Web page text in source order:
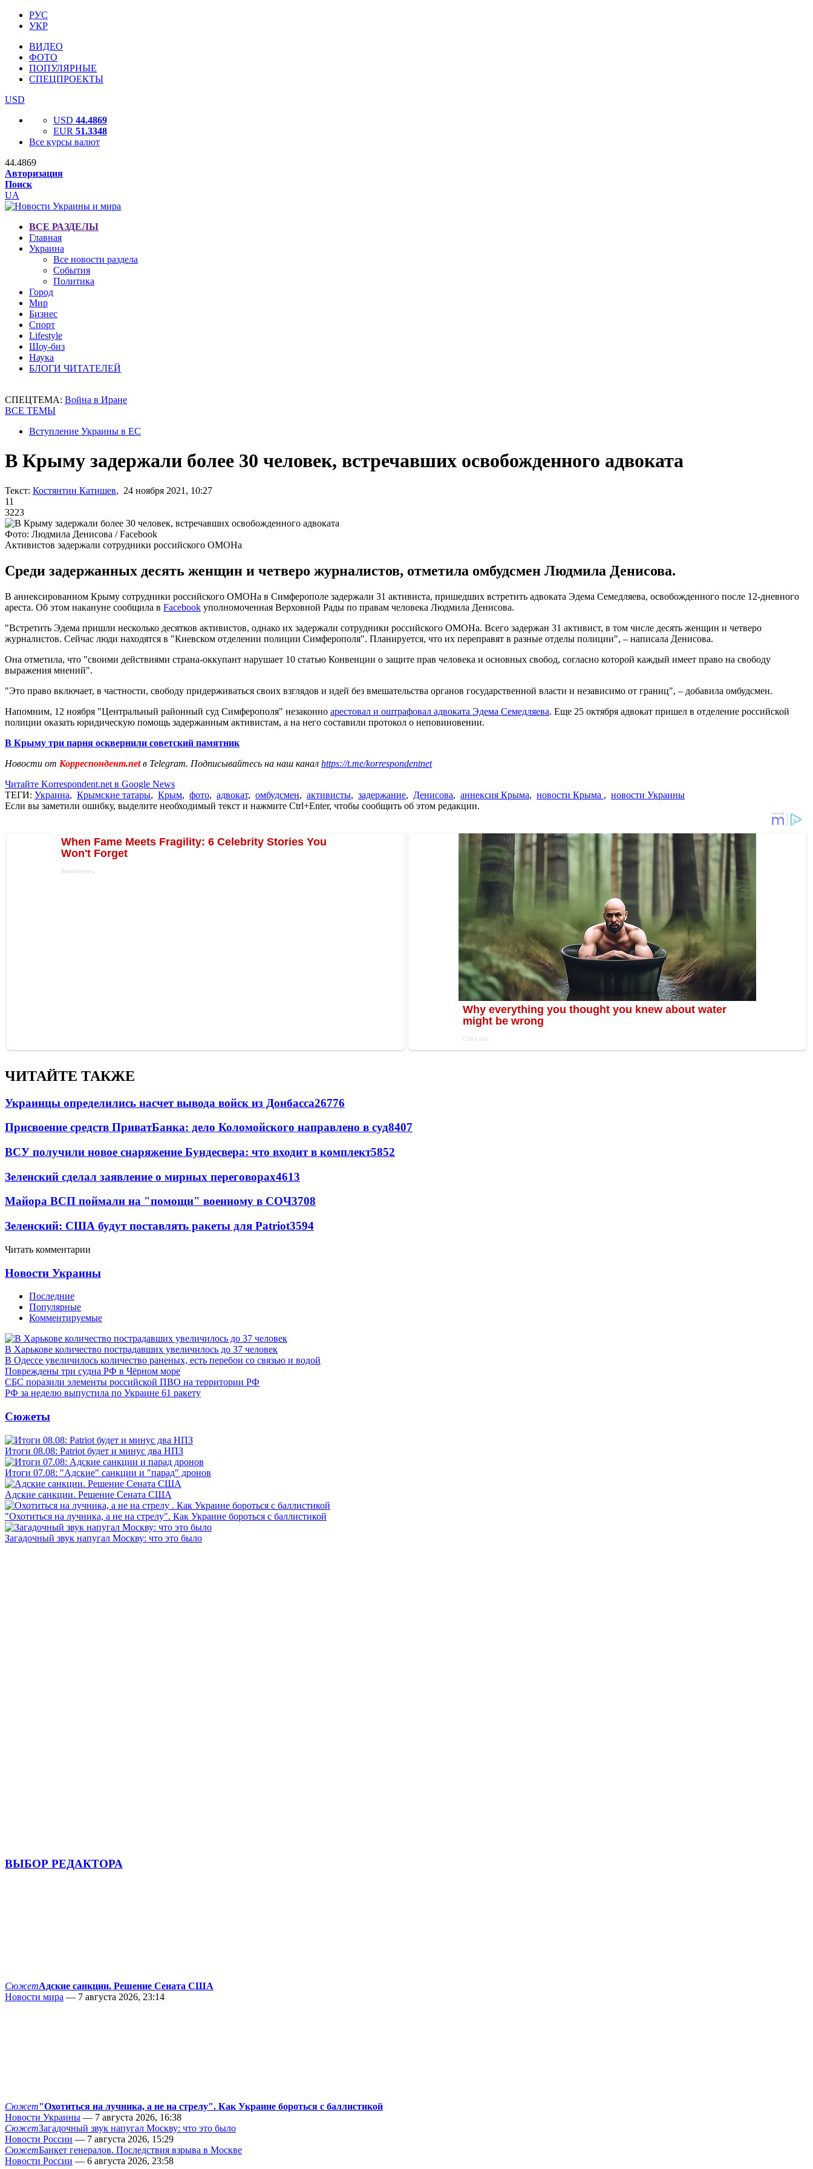
РУС
УКР
ВИДЕО
ФОТО
ПОПУЛЯРНЫЕ
СПЕЦПРОЕКТЫ
USD
USD 44.4869
EUR 51.3348
Все курсы валют
44.4869
Авторизация
Поиск
UA
ВСЕ РАЗДЕЛЫ
Главная
Украина
Все новости раздела
События
Политика
Город
Мир
Бизнес
Спорт
Lifestyle
Шоу-биз
Наука
БЛОГИ ЧИТАТЕЛЕЙ
СПЕЦТЕМА: Война в Иране
ВСЕ ТЕМЫ
Вступление Украины в ЕС
В Крыму задержали более 30 человек, встречавших освобожденного адвоката
Текст: Костянтин Катишев, 24 ноября 2021, 10:27
11
3223
Фото: Людмила Денисова / Facebook
Активистов задержали сотрудники российского ОМОНа
Среди задержанных десять женщин и четверо журналистов, отметила омбудсмен Людмила Денисова.
В аннексированном Крыму сотрудники российского ОМОНа в Симферополе задержали 31 активиста, пришедших встретить адвоката Эдема Семедляева, освобожденного после 12-дневного
ареста. Об этом накануне сообщила в Facebook уполномоченная Верховной Рады по правам человека Людмила Денисова.
"Встретить Эдема пришли несколько десятков активистов, однако их задержали сотрудники российского ОМОНа. Всего задержан 31 активист, в том числе десять женщин и четверо
журналистов. Сейчас люди находятся в "Киевском отделении полиции Симферополя". Планируется, что их переправят в разные отделы полиции", – написала Денисова.
Она отметила, что "своими действиями страна-оккупант нарушает 10 статью Конвенции о защите прав человека и основных свобод, согласно которой каждый имеет право на свободу
выражения мнений".
"Это право включает, в частности, свободу придерживаться своих взглядов и идей без вмешательства органов государственной власти и независимо от границ", – добавила омбудсмен.
Напомним, 12 ноября "Центральный районный суд Симферополя" незаконно арестовал и оштрафовал адвоката Эдема Семедляева. Еще 25 октября адвокат пришел в отделение российской
полиции оказать юридическую помощь задержанным активистам, а на него составили протокол о неповиновении.
В Крыму три парня осквернили советский памятник
Новости от Корреспондент.netв Telegram. Подписывайтесь на наш канал https://t.me/korrespondentnet
Читайте Korrespondent.net в Google News
ТЕГИ: Украина, Крымские татары, Крым, фото, адвокат, омбудсмен, активисты, задержание, Денисова, аннексия Крыма, новости Крыма , новости Украины
Если вы заметили ошибку, выделите необходимый текст и нажмите Ctrl+Enter, чтобы сообщить об этом редакции.
ЧИТАЙТЕ ТАКЖЕ
Украинцы определились насчет вывода войск из Донбасса26776
Присвоение средств ПриватБанка: дело Коломойского направлено в суд8407
ВСУ получили новое снаряжение Бундесвера: что входит в комплект5852
Зеленский сделал заявление о мирных переговорах4613
Майора ВСП поймали на "помощи" военному в СОЧ3708
Зеленский: США будут поставлять ракеты для Patriot3594
Читать комментарии
Новости Украины
Последние
Популярные
Комментируемые
В Харькове количество пострадавших увеличилось до 37 человек
В Одессе увеличилось количество раненых, есть перебои со связью и водой
Повреждены три судна РФ в Чёрном море
СБС поразили элементы российской ПВО на территории РФ
РФ за неделю выпустила по Украине 61 ракету
Сюжеты
Итоги 08.08: Patriot будет и минус два НПЗ
Итоги 07.08: "Адские" санкции и "парад" дронов
Адские санкции. Решение Сената США
"Охотиться на лучника, а не на стрелу". Как Украине бороться с баллистикой
Загадочный звук напугал Москву: что это было
ВЫБОР РЕДАКТОРА
СюжетАдские санкции. Решение Сената США
Новости мира — 7 августа 2026, 23:14
Сюжет"Охотиться на лучника, а не на стрелу". Как Украине бороться с баллистикой
Новости Украины — 7 августа 2026, 16:38
СюжетЗагадочный звук напугал Москву: что это было
Новости России — 7 августа 2026, 15:29
СюжетБанкет генералов. Последствия взрыва в Москве
Новости России — 6 августа 2026, 23:58